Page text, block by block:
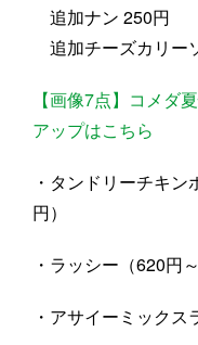
追加ナン 250円
追加チーズカリー
【画像7点】コメダ
アップはこちら
・タンドリーチキ
円）
・ラッシー（620円
・アサイーミックス